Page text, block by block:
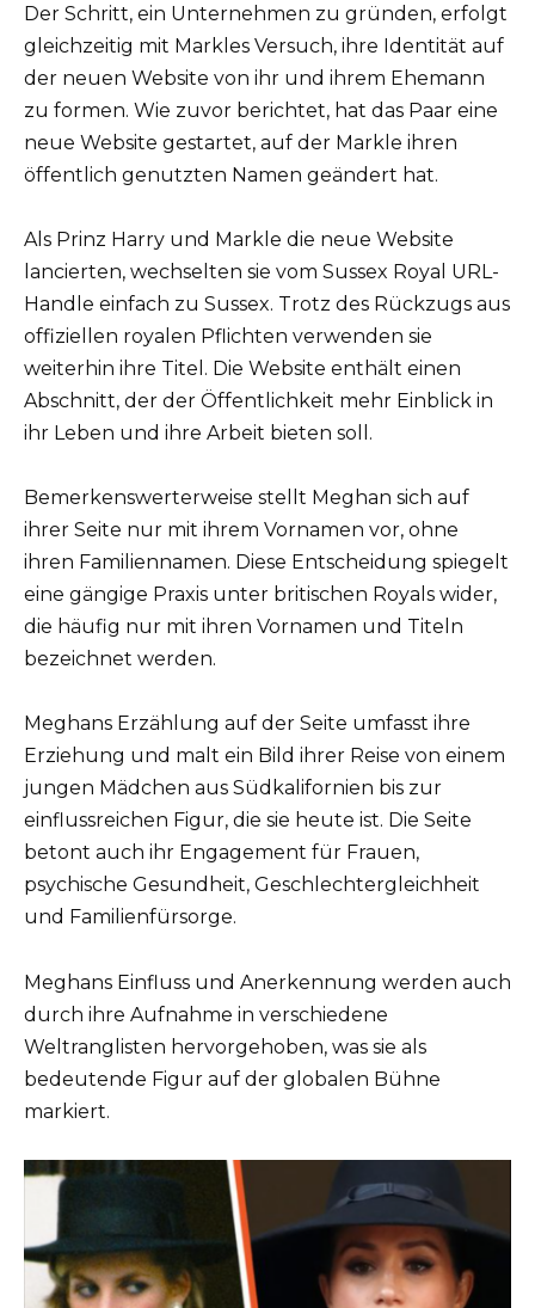
Der Schritt, ein Unternehmen zu gründen, erfolgt
gleichzeitig mit Markles Versuch, ihre Identität auf
der neuen Website von ihr und ihrem Ehemann
zu formen. Wie zuvor berichtet, hat das Paar eine
neue Website gestartet, auf der Markle ihren
öffentlich genutzten Namen geändert hat.
Als Prinz Harry und Markle die neue Website
lancierten, wechselten sie vom Sussex Royal URL-
Handle einfach zu Sussex. Trotz des Rückzugs aus
offiziellen royalen Pflichten verwenden sie
weiterhin ihre Titel. Die Website enthält einen
Abschnitt, der der Öffentlichkeit mehr Einblick in
ihr Leben und ihre Arbeit bieten soll.
Bemerkenswerterweise stellt Meghan sich auf
ihrer Seite nur mit ihrem Vornamen vor, ohne
ihren Familiennamen. Diese Entscheidung spiegelt
eine gängige Praxis unter britischen Royals wider,
die häufig nur mit ihren Vornamen und Titeln
bezeichnet werden.
Meghans Erzählung auf der Seite umfasst ihre
Erziehung und malt ein Bild ihrer Reise von einem
jungen Mädchen aus Südkalifornien bis zur
einflussreichen Figur, die sie heute ist. Die Seite
betont auch ihr Engagement für Frauen,
psychische Gesundheit, Geschlechtergleichheit
und Familienfürsorge.
Meghans Einfluss und Anerkennung werden auch
durch ihre Aufnahme in verschiedene
Weltranglisten hervorgehoben, was sie als
bedeutende Figur auf der globalen Bühne
markiert.